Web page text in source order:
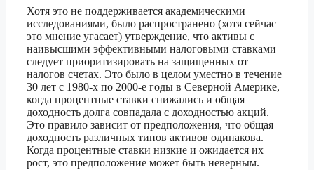
Хотя это не поддерживается академическими
исследованиями, было распространено (хотя сейчас
это мнение угасает) утверждение, что активы с
наивысшими эффективными налоговыми ставками
следует приоритизировать на защищенных от
налогов счетах. Это было в целом уместно в течение
30 лет с 1980-х по 2000-е годы в Северной Америке,
когда процентные ставки снижались и общая
доходность долга совпадала с доходностью акций.
Это правило зависит от предположения, что общая
доходность различных типов активов одинакова.
Когда процентные ставки низкие и ожидается их
рост, это предположение может быть неверным.